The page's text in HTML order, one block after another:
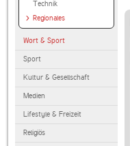
Technik
Regionales
Wort & Sport
Sport
Kultur & Gesellschaft
Medien
Lifestyle & Freizeit
Religiös